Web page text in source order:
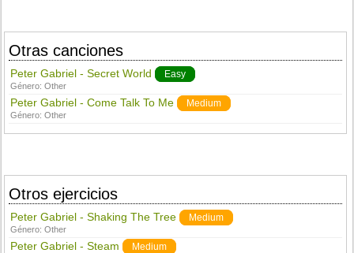
Otras canciones
Peter Gabriel - Secret World Easy
Género:Other
Peter Gabriel - Come Talk To Me Medium
Género:Other
Otros ejercicios
Peter Gabriel - Shaking The Tree Medium
Género:Other
Peter Gabriel - Steam Medium